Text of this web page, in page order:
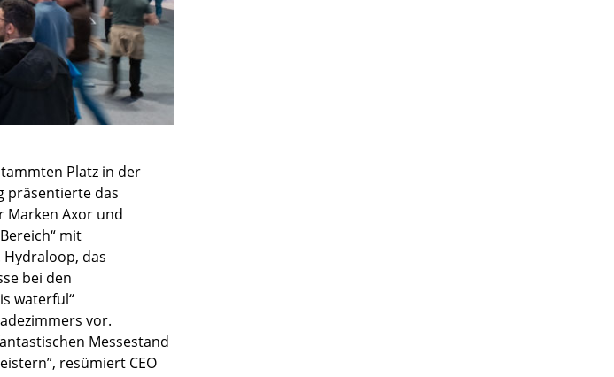
Platz in der
präsentierte das
Marken Axor und
mit
das
bei den
waterful“
vor.
Messestand
resümiert CEO